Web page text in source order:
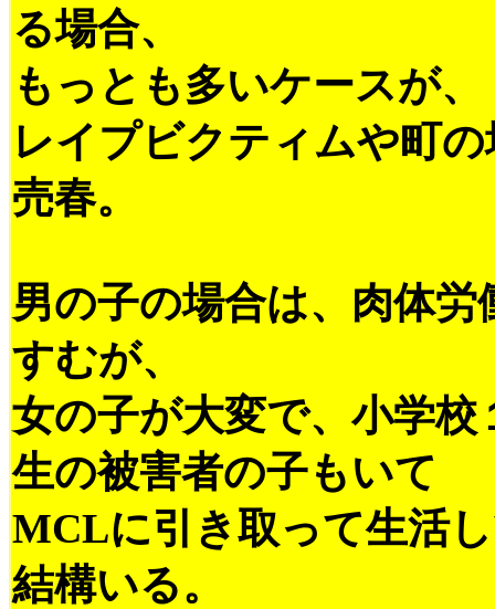
る場合、
もっとも多いケースが、
レイプビクティムや町
売春。
男の子の場合は、肉体労
すむが、
女の子が大変で、小学校
生の被害者の子もいて
MCLに引き取って生活
結構いる。